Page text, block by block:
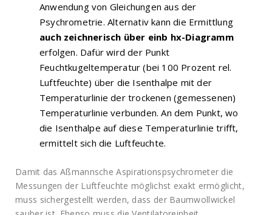
Anwendung von Gleichungen aus der
Psychrometrie. Alternativ kann die Ermittlung
auch zeichnerisch über einb hx-Diagramm
erfolgen. Dafür wird der Punkt
Feuchtkugeltemperatur (bei 100 Prozent rel.
Luftfeuchte) über die Isenthalpe mit der
Temperaturlinie der trockenen (gemessenen)
Temperaturlinie verbunden. An dem Punkt, wo
die Isenthalpe auf diese Temperaturlinie trifft,
ermittelt sich die Luftfeuchte.
Damit das Aßmannsche Aspirationspsychrometer die
Messungen der Luftfeuchte möglichst exakt ermöglicht,
muss sichergestellt werden, dass der Baumwollwickel